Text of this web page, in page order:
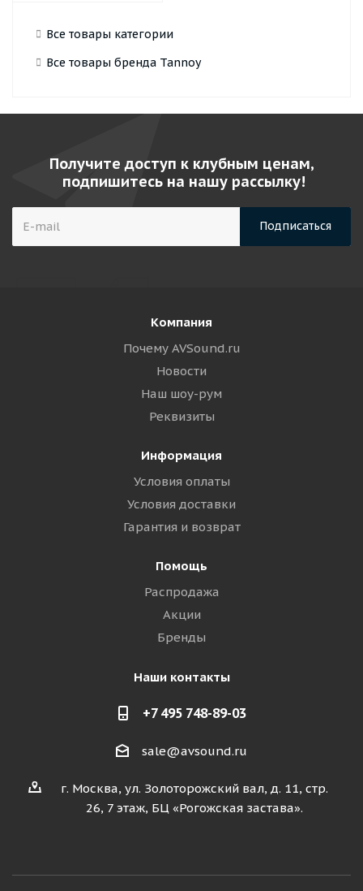
Все товары категории
Все товары бренда Tannoy
Получите доступ к клубным ценам,
подпишитесь на нашу рассылку!
Компания
Почему AVSound.ru
Новости
Наш шоу-рум
Реквизиты
Информация
Условия оплаты
Условия доставки
Гарантия и возврат
Помощь
Распродажа
Акции
Бренды
Наши контакты
+7 495 748-89-03
sale@avsound.ru
г. Москва, ул. Золоторожский вал, д. 11, стр.
26, 7 этаж, БЦ «Рогожская застава».